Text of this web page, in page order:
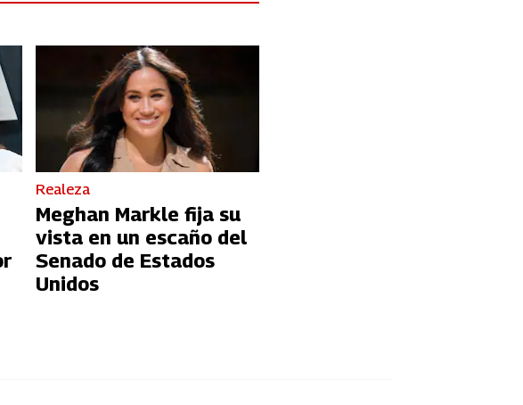
Realeza
Meghan Markle fija su
vista en un escaño del
Senado de Estados
Unidos